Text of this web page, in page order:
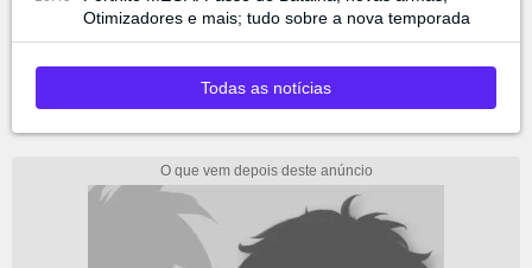
Otimizadores e mais; tudo sobre a nova temporada
Todas as notícias